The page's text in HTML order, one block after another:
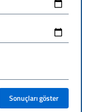
Sonuçları göster